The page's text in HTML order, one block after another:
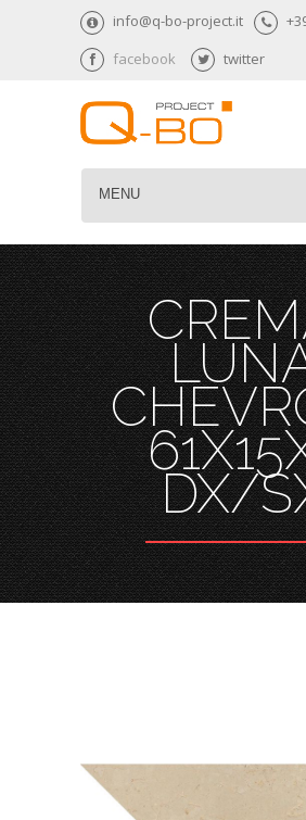
info@q-bo-project.it
facebook
twitter
MENU
DX/